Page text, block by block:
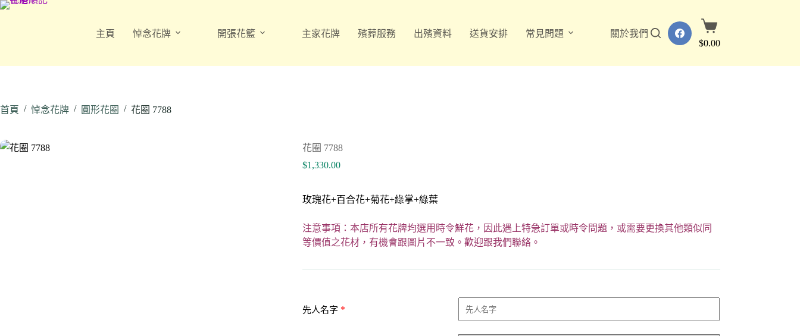
跳
內
主頁 悼念花牌 開張花籃 主家花牌 殯葬服務 出殯資料 送貨安排 常見問題 關於我們
購
物
$0.00
首頁 / 悼念花牌 / 圓形花圈 / 花圈 7788
花圈 7788
$1,330.00
玫瑰花+百合花+菊花+綠掌+綠葉
注意事項：本店所有花牌均選用時令鮮花，因此遇上特急訂單或時令問題，或需要更換其他類似同
等價值之花材，有機會跟圖片不一致。歡迎跟我們聯絡。
先人名字 *